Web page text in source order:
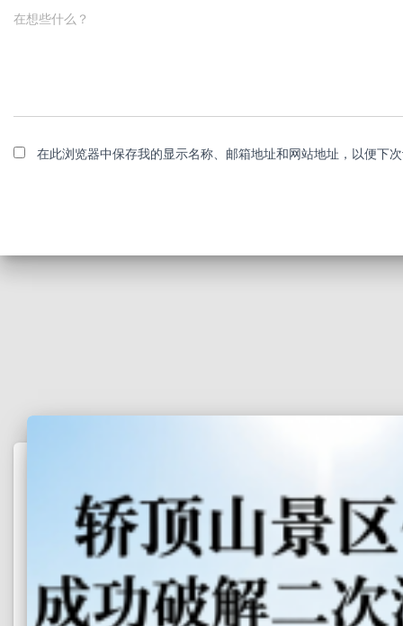
在想些什么？
在此浏览器中保存我的显示名称、邮箱地址和网站地址，以便下